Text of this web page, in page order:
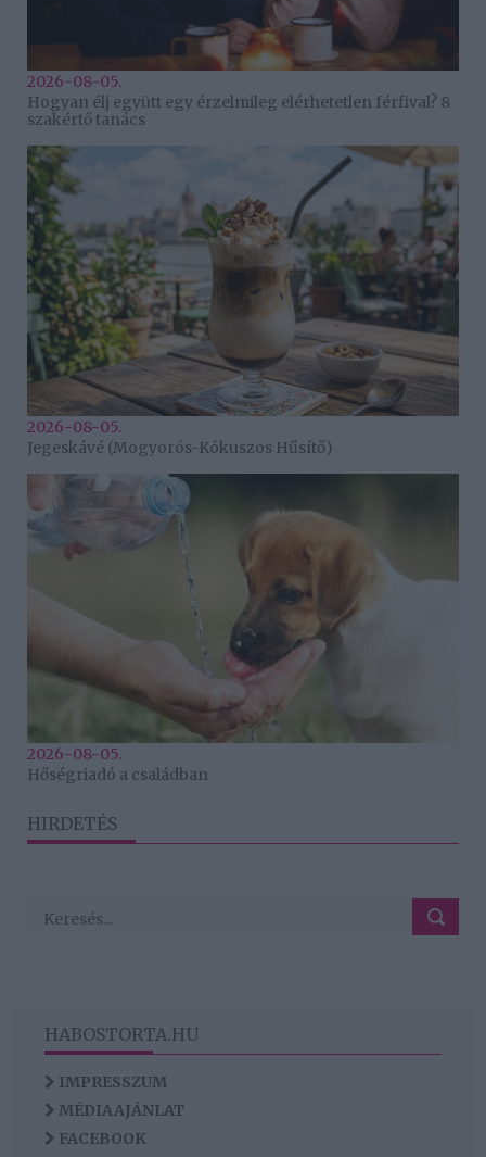
2026-08-05.
Hogyan élj együtt egy érzelmileg elérhetetlen férfival? 8
szakértő tanács
2026-08-05.
Jegeskávé (Mogyorós-Kókuszos Hűsítő)
2026-08-05.
Hőségriadó a családban
HIRDETÉS
HABOSTORTA.HU
IMPRESSZUM
MÉDIAAJÁNLAT
FACEBOOK